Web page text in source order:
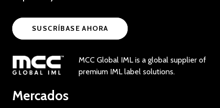
SUSCRÍBASE AHORA
MCC Global IML is a global supplier of
premium IML label solutions.
Mercados